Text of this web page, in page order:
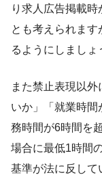
り求人広告掲載
とも考えられま
るようにしましょ
また禁止表現以
いか」「就業時間
務時間が6時間を
場合に最低1時間
基準が法に反して